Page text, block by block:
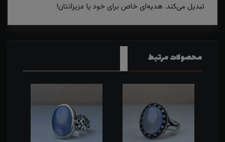
تبدیل می‌کند. هدیه‌ای خاص برای خود یا عزیزانتان!
محصولات مرتبط